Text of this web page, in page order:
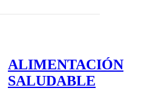
ALIMENTACIÓN
SALUDABLE